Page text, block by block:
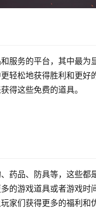
服务的平台，其中最
轻松地获得胜利和更
得这些免费的道具。
药品、防具等，这些
的游戏道具或者游戏
家们获得更多的福利和